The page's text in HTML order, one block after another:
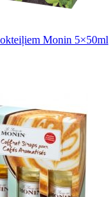
Monin 5×50ml